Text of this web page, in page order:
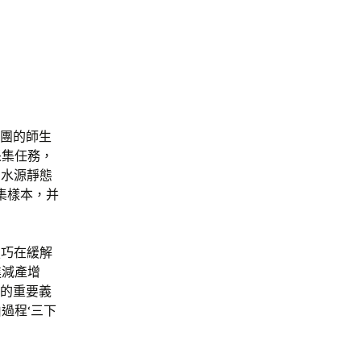
的師生
任務，
源靜態
樣本，并
在緩解
產增
重要義
程‘三下